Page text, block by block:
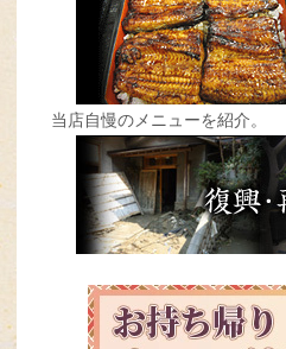
当店自慢のメニューを紹介。